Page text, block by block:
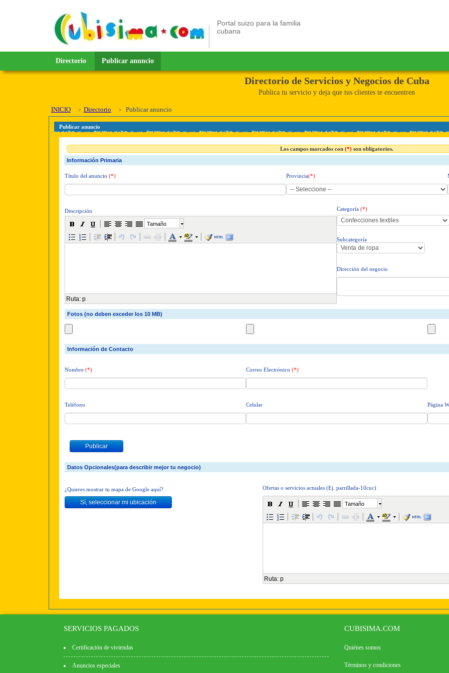
Portal suizo para la familia
cubana
Directorio Publicar anuncio
Directorio de Servicios y Negocios de Cuba
Publica tu servicio y deja que tus clientes te encuentren
INICIO Directorio Publicar anuncio
Publicar anuncio
Los campos marcados con (*) son obligatorios.
Información Primaria
Título del anuncio (*) Provincia(*)
Descripción
Tamaño
Ruta: p
Categoría (*)
Subcategoría
Dirección del negocio
Fotos (no deben exceder los 10 MB)
Información de Contacto
Nombre (*) Correo Electrónico (*)
Teléfono Celular Página
Datos Opcionales(para describir mejor tu negocio)
¿Quieres mostrar tu mapa de Google aquí? Ofertas o servicios actuales (Ej. parrillada-10cuc)
Tamaño
Ruta:p
SERVICIOS PAGADOS
Certificación de viviendas
Anuncios especiales
CUBISIMA.COM
Quiénes somos
Términos y condiciones